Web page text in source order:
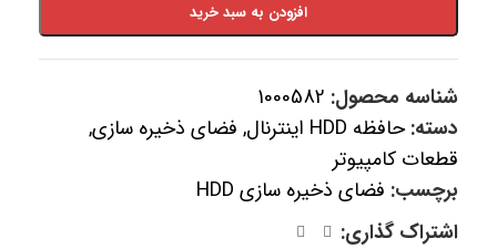
افزودن به سبد خرید
شناسه محصول: 1000582
دسته: حافظه HDD اینترنال , فضای ذخیره سازی,
قطعات کامپیوتر
برچسب: فضای ذخیره سازی HDD
اشتراک گذاری: